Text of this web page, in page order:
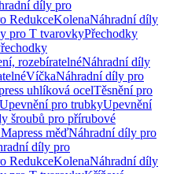
díly pro
RedukceKolenaNáhradní díly
pro T tvarovkyPřechodky
rozebíratelnéNáhradní díly
VíčkaNáhradní díly pro
uhlíková ocelTěsnění pro
Upevnění pro trubkyUpevnění
šroubů pro přírubové
měďNáhradní díly pro
díly pro
RedukceKolenaNáhradní díly